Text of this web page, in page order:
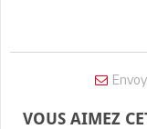
VOUS AIMEZ